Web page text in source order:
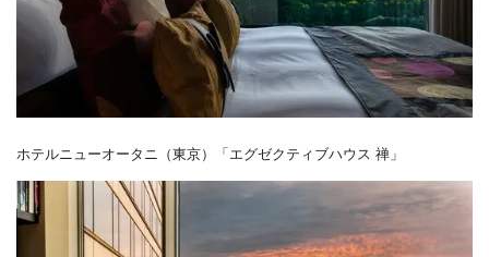
ホテルニューオータニ（東京）「エグゼクティブハウス 禅」